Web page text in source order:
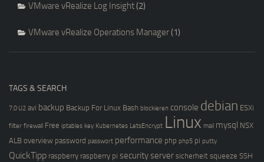
VMware vRealize Log Insight(2)
VMware vRealize Operations Manager(1)
TAGS & SEARCH
7.0 U2 avi backup Backup For Linux Bash blockieren console debian ESXi
filter firewall Free iptables key Kubernetes LetsEncrypt Linux mail mysql NSX
ALB overview password passwort performance php php5 pi putty
QuickTipp raspberry raspberry pi securityserver sicherheit squeeze SSH